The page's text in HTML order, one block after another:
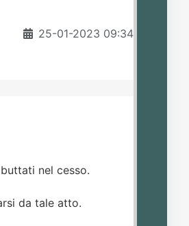
25-01-2023 09:34
nel cesso.
da tale atto.